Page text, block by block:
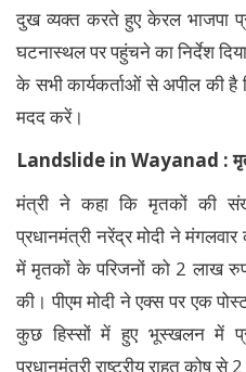
दुख व्यक्त करते हुए केरल भाजपा
घटनास्थल पर पहुंचने का निर्देश
के सभी कार्यकर्ताओं से अपील की है
मदद करें।
Landslide in Wayanad :
मंत्री ने कहा कि मृतकों की
प्रधानमंत्री नरेंद्र मोदी ने
में मृतकों के परिजनों को 2 लाख
की। पीएम मोदी ने एक्स पर एक
कुछ हिस्सों में हुए भूस्खलन में
प्रधानमंत्री राष्ट्रीय राहत कोष